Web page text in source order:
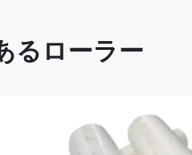
るローラー